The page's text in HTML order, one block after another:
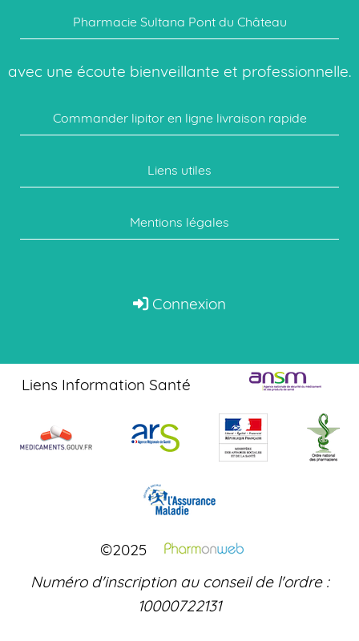
Pharmacie Sultana Pont du Château
avec une écoute bienveillante et professionnelle.
Commander lipitor en ligne livraison rapide
Liens utiles
Mentions légales
Connexion
Liens Information Santé
©2025
Numéro d'inscription au conseil de l'ordre :
10000722131